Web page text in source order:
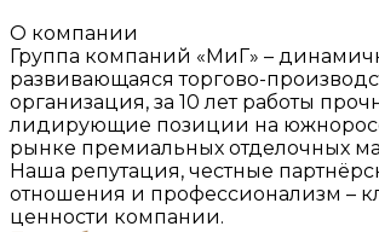
О компании
Группа компаний «МиГ» –
развивающаяся торгово-
организация, за 10 лет работы
лидирующие позиции на
рынке премиальных отделочных
Наша репутация, честные
отношения и профессионализм –
ценности компании.